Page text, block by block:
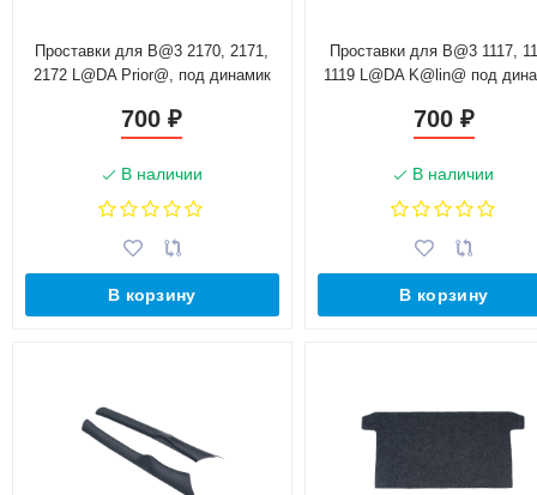
Проставки для B@3 2170, 2171,
2172 L@DA Prior@, под динамик
700₽
В наличии
В корзину
Проставки для B@3 1117,
1119 L@DA K@lin@ под
700 ₽
В наличии
В корзину